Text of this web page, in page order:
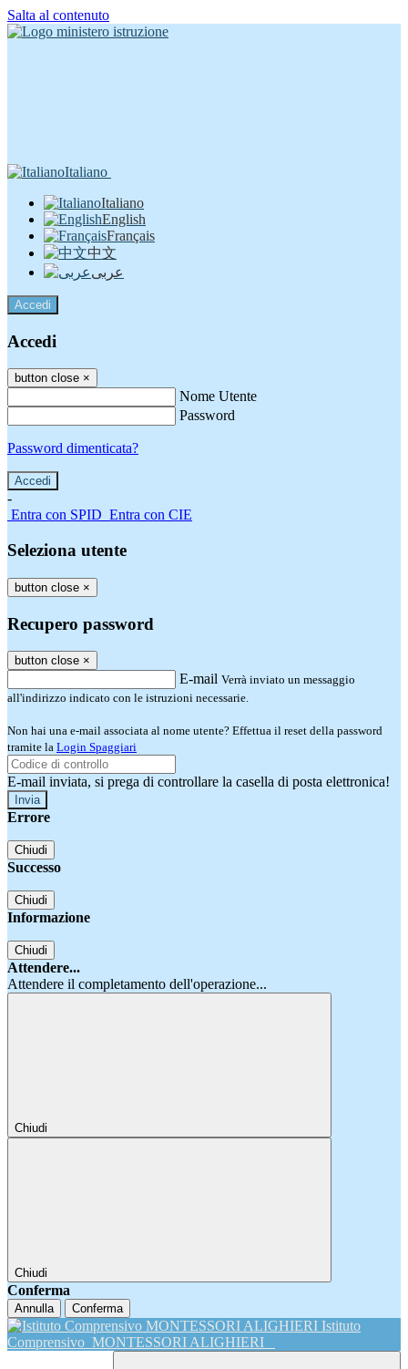
Salta al contenuto
Italiano
Italiano
English
Français
中文
عربى
Accedi
Accedi
button close ×
Nome Utente
Password
Password dimenticata?
-
Entra con SPID Entra con CIE
Seleziona utente
button close ×
Recupero password
button close ×
E-mail Verrà inviato un messaggio
all'indirizzo indicato con le istruzioni necessarie.
Non hai una e-mail associata al nome utente? Effettua il reset della password
tramite la Login Spaggiari
E-mail inviata, si prega di controllare la casella di posta elettronica!
Errore
Chiudi
Successo
Chiudi
Informazione
Chiudi
Attendere...
Attendere il completamento dell'operazione...
Chiudi
Chiudi
Conferma
Annulla Conferma
Istituto
Comprensivo MONTESSORI ALIGHIERI